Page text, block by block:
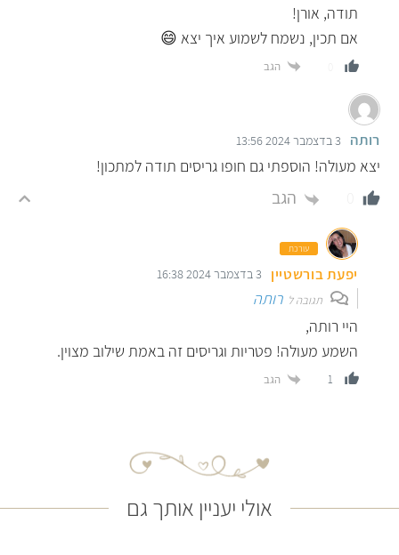
תודה, אורן!
אם תכין, נשמח לשמוע איך יצא 😄
הגב
רותה 3 בדצמבר 2024 13:56
יצא מעולה! הוספתי גם חופו גריסים תודה למתכון!
הגב
עורכת
יפעת בורשטיין 3 בדצמבר 2024 16:38
תגובה לרותה
היי רותה,
השמע מעולה! פטריות וגריסים זה באמת שילוב מצוין.
1 הגב
אולי יעניין אותך גם